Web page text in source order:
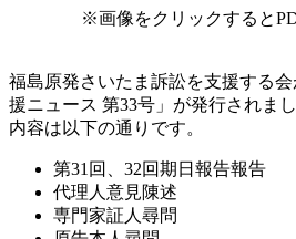
※画像をクリックすると
福島原発さいたま訴訟を支援する
援ニュース 第33号」が発行されまし
内容は以下の通りです。
第31回、32回期日報告報告
代理人意見陳述
専門家証人尋問